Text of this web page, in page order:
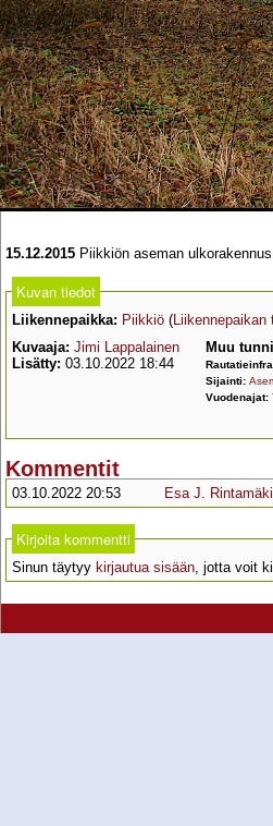
15.12.2015 Piikkiön aseman
Kuvan tiedot
Liikennepaikka: Piikkiö (Liikennepaikan
Kuvaaja: Jimi Lappalainen
Lisätty: 03.10.2022 18:44
Muu
Sijainti:
Vuodenajat:
Kommentit
03.10.2022 20:53 Esa J. Rintamäki
Kirjoita kommentti
Sinun täytyy kirjautua sisään, jotta voit